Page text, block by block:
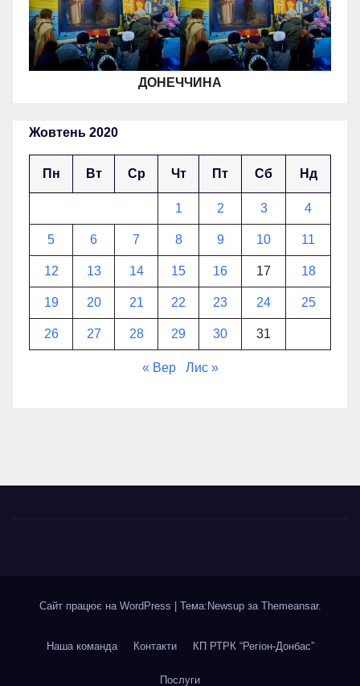
ДОНЕЧЧИНА
Жовтень 2020
Пн Вт Ср Чт Пт Сб Нд
1 2 3 4
5 6 7 8 9 10 11
12 13 14 15 16 17 18
19 20 21 22 23 24 25
26 27 28 29 30 31
« Вер Лис »
Сайт працює на WordPress Тема:Newsup за Themeansar.
Наша команда Контакти КП РТРК “Регіон-Донбас”
Послуги